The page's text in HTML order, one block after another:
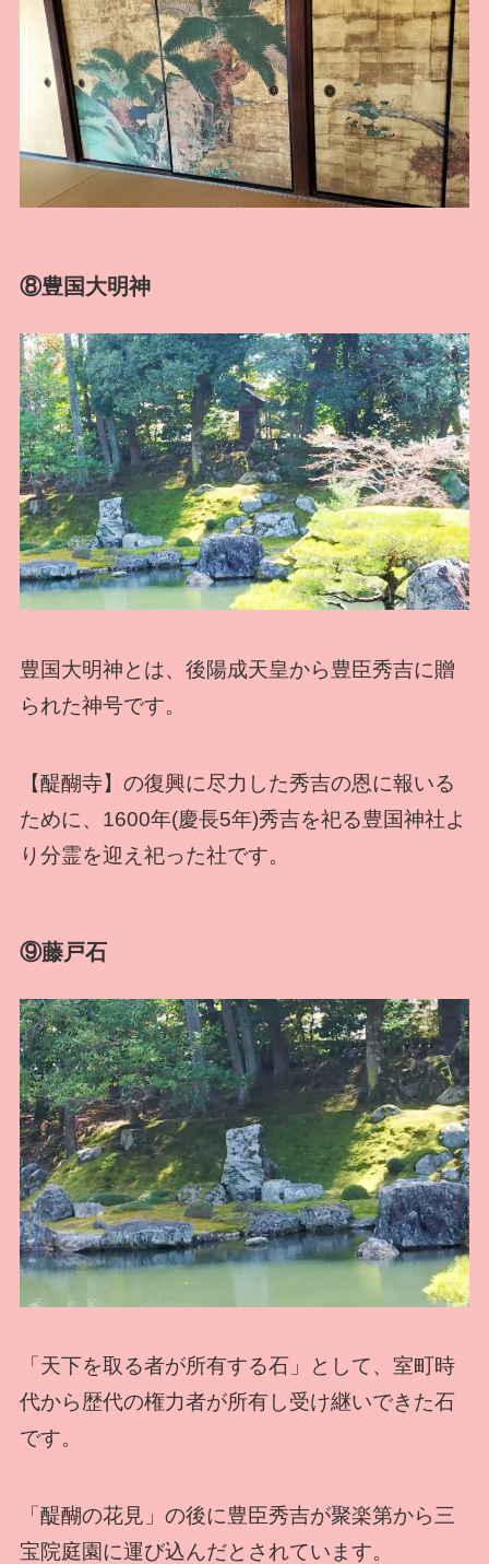
⑧豊国大明神
豊国大明神とは、後陽成天皇から豊臣秀吉に贈
られた神号です。
【醍醐寺】の復興に尽力した秀吉の恩に報いる
ために、1600年(慶長5年)秀吉を祀る豊国神社よ
り分霊を迎え祀った社です。
⑨藤戸石
「天下を取る者が所有する石」として、室町時
代から歴代の権力者が所有し受け継いできた石
です。
「醍醐の花見」の後に豊臣秀吉が聚楽第から三
宝院庭園に運び込んだとされています。